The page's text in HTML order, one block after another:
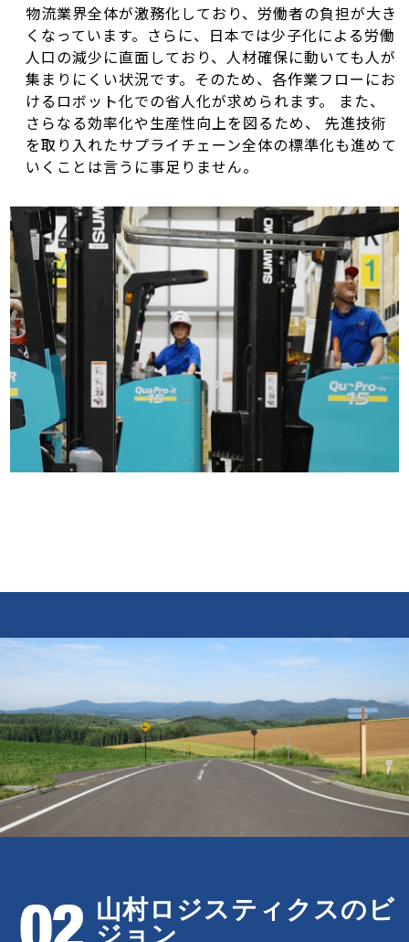
物流業界全体が激務化しており、労働者の負担が大き
くなっています。さらに、日本では少子化による労働
人口の減少に直面しており、人材確保に動いても人が
集まりにくい状況です。そのため、各作業フローにお
けるロボット化での省人化が求められます。 また、
さらなる効率化や生産性向上を図るため、 先進技術
を取り入れたサプライチェーン全体の標準化も進めて
いくことは言うに事足りません。
山村ロジスティクスのビ
ジョン